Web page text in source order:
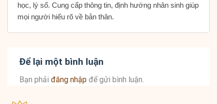
học, lý số. Cung cấp thông tin, định hướng nhân sinh giúp
mọi người hiểu rõ về bản thân.
Để lại một bình luận
Bạn phải đăng nhập để gửi bình luận.